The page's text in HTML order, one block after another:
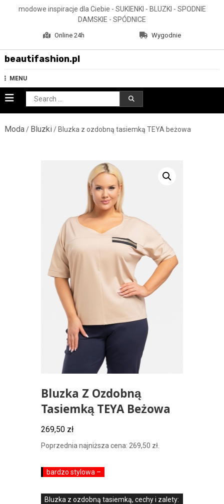
modowe inspiracje dla Ciebie - SUKIENKI - BLUZKI - SPODNIE
DAMSKIE - SPÓDNICE
Online 24h Wygodnie
beautifashion.pl
MENU
Search
for:
Moda/ Bluzki/ Bluzka z ozdobną tasiemką TEYA beżowa
Bluzka Z Ozdobną
Tasiemką TEYA Beżowa
269,50 zł
Poprzednia najniższa cena: 269,50 zł.
bardzo stylowa –
Bluzka z ozdobną tasiemką, cechy i zalety: